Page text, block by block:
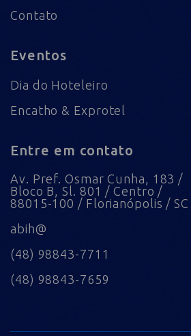
Contato
Eventos
Dia do Hoteleiro
Encatho & Exprotel
Entre em contato
Av. Pref. Osmar Cunha, 183 /
Bloco B, Sl. 801 / Centro /
88015-100 / Florianópolis / SC
abih@
(48) 98843-7711
(48) 98843-7659